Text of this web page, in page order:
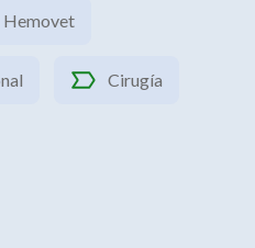
Hemovet
Cirugía